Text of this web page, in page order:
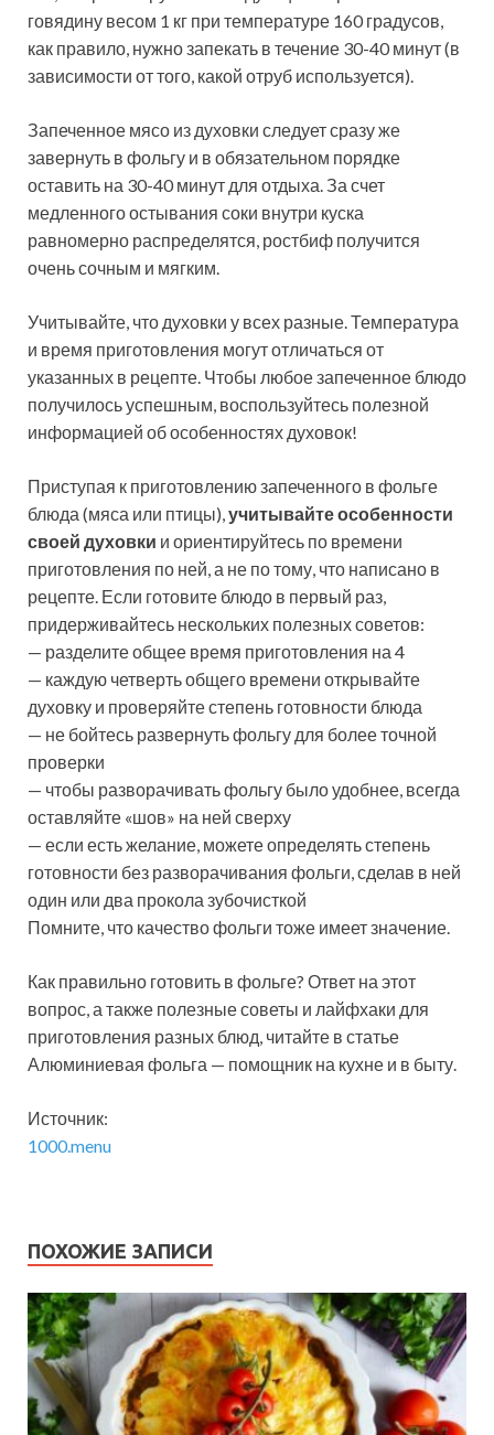
говядину весом 1 кг при температуре 160 градусов,
как правило, нужно запекать в течение 30-40 минут (в
зависимости от того, какой отруб используется).
Запеченное мясо из духовки следует сразу же
завернуть в фольгу и в обязательном порядке
оставить на 30-40 минут для отдыха. За счет
медленного остывания соки внутри куска
равномерно распределятся, ростбиф получится
очень сочным и мягким.
Учитывайте, что духовки у всех разные. Температура
и время приготовления могут отличаться от
указанных в рецепте. Чтобы любое запеченное блюдо
получилось успешным, воспользуйтесь полезной
информацией об особенностях духовок!
Приступая к приготовлению запеченного в фольге
блюда (мяса или птицы), учитывайте особенности
своей духовки и ориентируйтесь по времени
приготовления по ней, а не по тому, что написано в
рецепте. Если готовите блюдо в первый раз,
придерживайтесь нескольких полезных советов:
— разделите общее время приготовления на 4
— каждую четверть общего времени открывайте
духовку и проверяйте степень готовности блюда
— не бойтесь развернуть фольгу для более точной
проверки
— чтобы разворачивать фольгу было удобнее, всегда
оставляйте «шов» на ней сверху
— если есть желание, можете определять степень
готовности без разворачивания фольги, сделав в ней
один или два прокола зубочисткой
Помните, что качество фольги тоже имеет значение.
Как правильно готовить в фольге? Ответ на этот
вопрос, а также полезные советы и лайфхаки для
приготовления разных блюд, читайте в статье
Алюминиевая фольга — помощник на кухне и в быту.
Источник:
1000.menu
ПОХОЖИЕ ЗАПИСИ